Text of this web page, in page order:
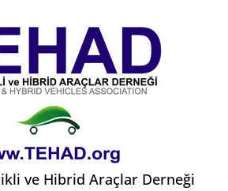
ve Hibrid Araçlar Derneği